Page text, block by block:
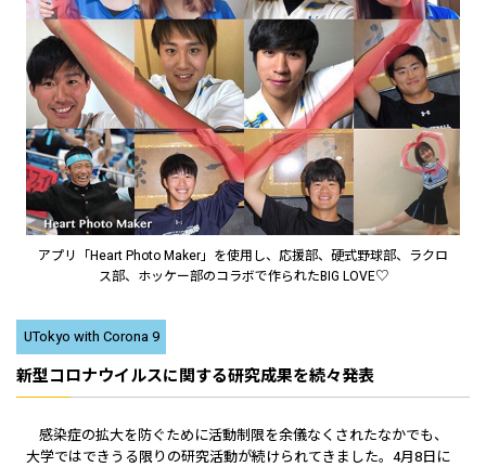
アプリ「Heart Photo Maker」を使用し、応援部、硬式野球部、ラクロ
ス部、ホッケー部のコラボで作られたBIG LOVE♡
UTokyo with Corona 9
新型コロナウイルスに関する研究成果を続々発表
感染症の拡大を防ぐために活動制限を余儀なくされたなかでも、
大学ではできうる限りの研究活動が続けられてきました。4月8日に